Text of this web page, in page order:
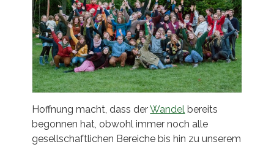
Hoffnung macht, dass derWandel bereits
begonnen hat, obwohl immer noch alle
gesellschaftlichen Bereiche bis hin zu unserem